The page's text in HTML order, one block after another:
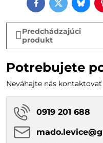
FacebookTwitter
Predchádzajúci
produkt
Potrebujete
Neváhajte nás kontaktovať
0919 201 688